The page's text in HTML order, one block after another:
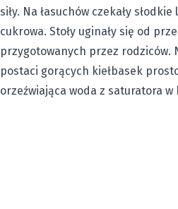
siły. Na łasuchów czekały
cukrowa. Stoły uginały się od
przygotowanych przez rodziców.
postaci gorących kiełbasek
orzeźwiająca woda z saturatora